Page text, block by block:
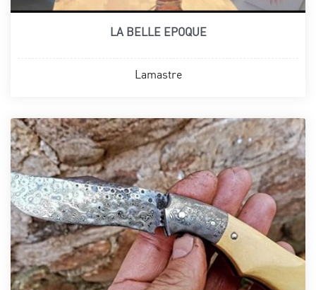
LA BELLE EPOQUE
Lamastre